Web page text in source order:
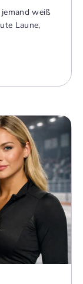
weiß
Laune,